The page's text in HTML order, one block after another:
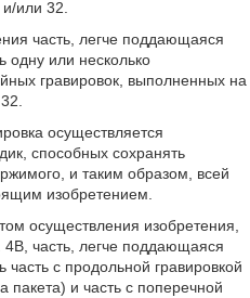
или 32.
часть, легче поддающаяся
одну или несколько
гравировок, выполненных на
осуществляется
способных сохранять
и таким образом, всей
изобретением.
осуществления изобретения,
часть, легче поддающаяся
часть с продольной гравировкой
пакета) и часть с поперечной